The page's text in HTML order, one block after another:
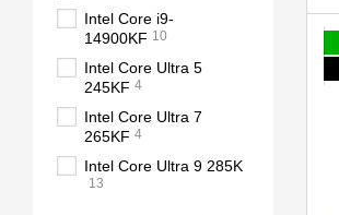
Intel Core i9-
14900KF 10
Intel Core Ultra 5
245KF 4
Intel Core Ultra 7
265KF 4
Intel Core Ultra 9 285K
13